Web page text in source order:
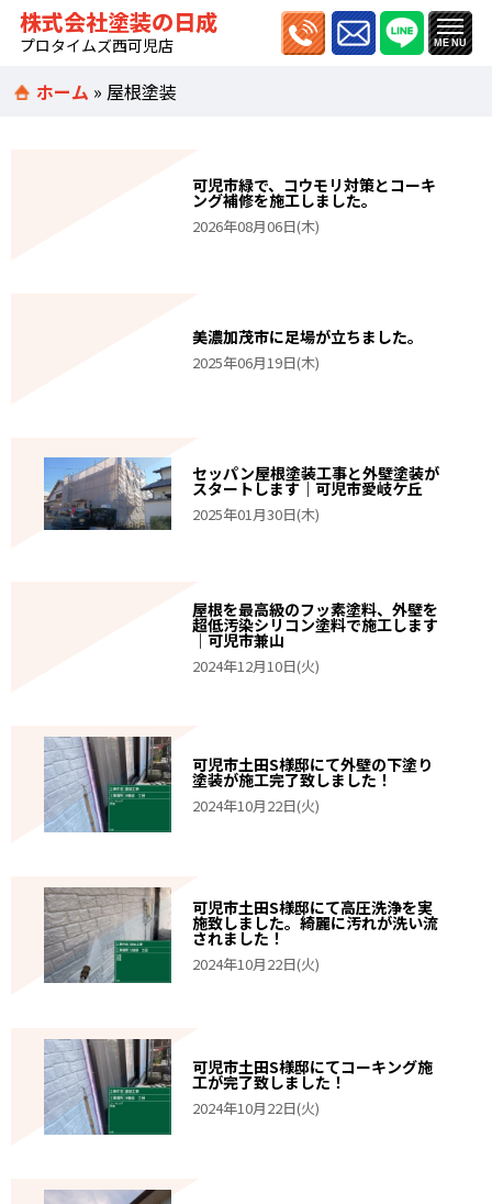
株式会社塗装の日成
プロタイムズ西可児店
ホーム » 屋根塗装
可児市緑で、コウモリ対策とコーキ
ング補修を施工しました。
2026年08月06日(木)
美濃加茂市に足場が立ちました。
2025年06月19日(木)
セッパン屋根塗装工事と外壁塗装が
スタートします｜可児市愛岐ケ丘
2025年01月30日(木)
屋根を最高級のフッ素塗料、外壁を
超低汚染シリコン塗料で施工します
｜可児市兼山
2024年12月10日(火)
可児市土田S様邸にて外壁の下塗り
塗装が施工完了致しました！
2024年10月22日(火)
可児市土田S様邸にて高圧洗浄を実
施致しました。綺麗に汚れが洗い流
されました！
2024年10月22日(火)
可児市土田S様邸にてコーキング施
工が完了致しました！
2024年10月22日(火)